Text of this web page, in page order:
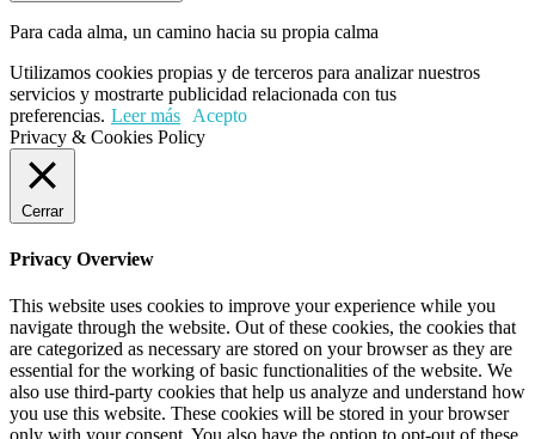
Para cada alma, un camino hacia su propia calma
Utilizamos cookies propias y de terceros para analizar nuestros
servicios y mostrarte publicidad relacionada con tus
preferencias. Leer más
Acepto
Privacy & Cookies Policy
Cerrar
Privacy Overview
This website uses cookies to improve your experience while you
navigate through the website. Out of these cookies, the cookies that
are categorized as necessary are stored on your browser as they are
essential for the working of basic functionalities of the website. We
also use third-party cookies that help us analyze and understand how
you use this website. These cookies will be stored in your browser
only with your consent. You also have the option to opt-out of these